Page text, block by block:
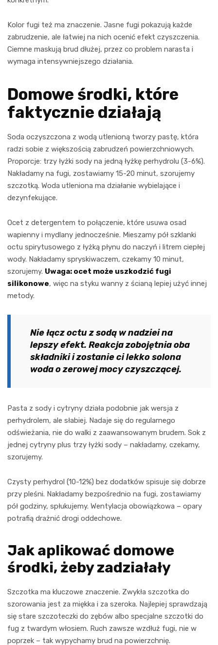
Kolor fugi też ma znaczenie. Jasne fugi pokazują każde
zabrudzenie, ale łatwiej na nich ocenić efekt czyszczenia.
Ciemne maskują brud dłużej, przez co problem narasta i
wymaga intensywniejszego działania.
Domowe środki, które
faktycznie działają
Soda oczyszczona z wodą utlenioną tworzy pastę, która
radzi sobie z większością zabrudzeń powierzchniowych.
Proporcje: trzy łyżki sody na jedną łyżkę perhydrolu (3-6%).
Nakładamy na fugi, zostawiamy 15-20 minut, szorujemy
szczotką. Woda utleniona ma działanie wybielające i
dezynfekujące.
Ocet z detergentem to połączenie, które usuwa osad
wapienny i mydlany jednocześnie. Mieszamy pół szklanki
octu spirytusowego z łyżką płynu do naczyń i litrem ciepłej
wody. Nakładamy spryskiwaczem, czekamy 10 minut,
szorujemy. Uwaga: ocet może uszkodzić fugi
silikonowe, więc na styku wanny z ścianą lepiej użyć innej
metody.
Nie łącz octu z sodą w nadziei na
lepszy efekt. Reakcja zobojętnia oba
składniki i zostanie ci lekko solona
woda o zerowej mocy czyszczącej.
Pasta z sody i cytryny działa podobnie jak wersja z
perhydrolem, ale słabiej. Nadaje się do regularnego
odświeżania, nie do walki z zaawansowanym brudem. Sok z
jednej cytryny plus trzy łyżki sody – nakładamy, czekamy,
szorujemy.
Czysty perhydrol (10-12%) bez dodatków spisuje się dobrze
przy pleśni. Nakładamy bezpośrednio na fugi, zostawiamy
pół godziny, spłukujemy. Wentylacja obowiązkowa – opary
potrafią drażnić drogi oddechowe.
Jak aplikować domowe
środki, żeby zadziałały
Szczotka ma kluczowe znaczenie. Zwykła szczotka do
szorowania jest za miękka i za szeroka. Najlepiej sprawdzają
się stare szczoteczki do zębów albo specjalne szczotki do
fug z twardym włosiem. Ruch zawsze wzdłuż fugi, nie w
poprzek – tak wypychamy brud na powierzchnię.